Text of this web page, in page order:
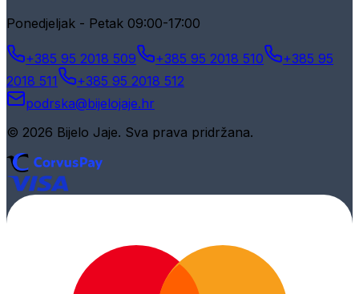
Ponedjeljak - Petak 09:00-17:00
+385 95 2018 509 +385 95 2018 510
+385 95
2018 511
+385 95 2018 512
podrska@bijelojaje.hr
© 2026 Bijelo Jaje. Sva prava pridržana.